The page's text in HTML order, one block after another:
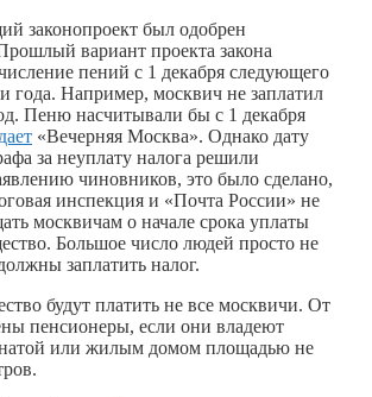
законопроект был одобрен
вариант проекта закона
пений с 1 декабря следующего
года. Например, москвич не заплатил
Пеню насчитывали бы с 1 декабря
«Вечерняя Москва». Однако дату
за неуплату налога решили
чиновников, это было сделано,
инспекция и «Почта России» не
москвичам о начале срока уплаты
Большое число людей просто не
заплатить налог.
будут платить не все москвичи. От
пенсионеры, если они владеют
или жилым домом площадью не